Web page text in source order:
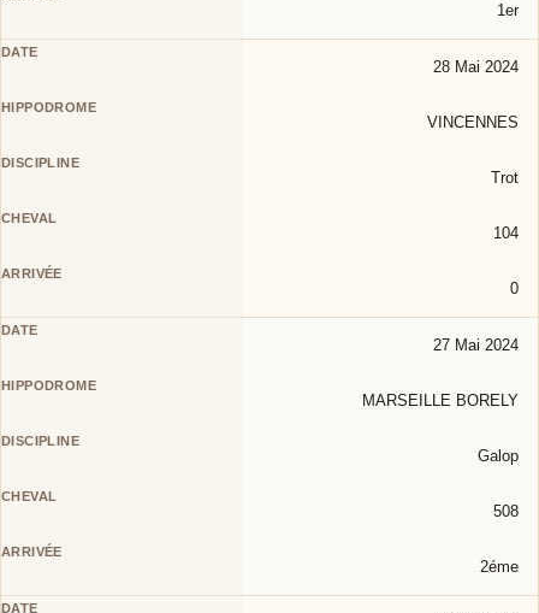
1er
28 Mai 2024
VINCENNES
Trot
104
0
27 Mai 2024
MARSEILLE BORELY
Galop
508
2éme